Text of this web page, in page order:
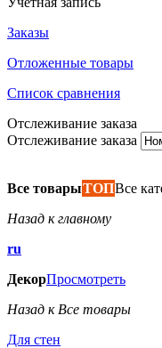
Заказы
Отложенные товары
Список сравнения
Отслеживание заказа
Отслеживание заказа
Все товарыТОПВсе
Назад к главному
ru
ДекорПросмотреть
Назад к Все товары
Для стен